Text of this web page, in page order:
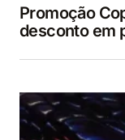
Promoção
desconto em